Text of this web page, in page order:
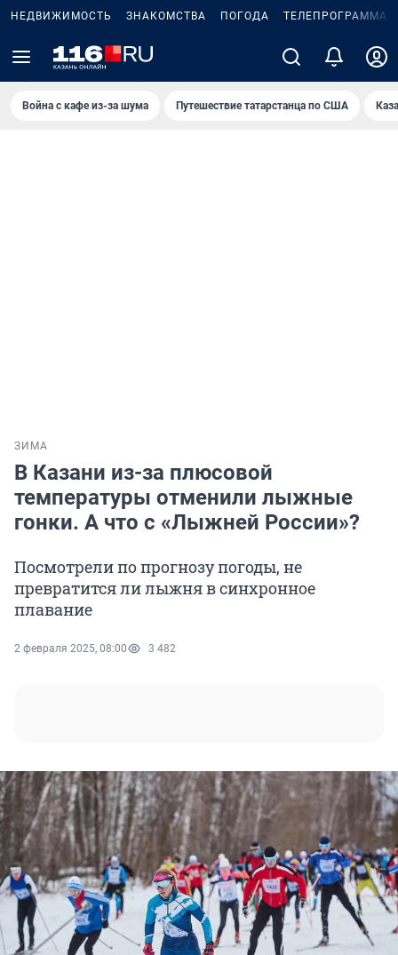
НЕДВИЖИМОСТЬ ЗНАКОМСТВА ПОГОДА ТЕЛЕПРОГРАММА
Война с кафе из-за шума Путешествие татарстанца по США
ЗИМА
В Казани из-за плюсовой
температуры отменили лыжные
гонки. А что с «Лыжней России»?
Посмотрели по прогнозу погоды, не
превратится ли лыжня в синхронное
плавание
2 февраля 2025, 08:00 3 482